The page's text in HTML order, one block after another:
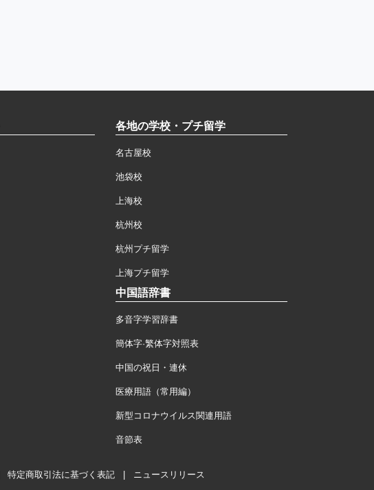
各地の学校・プチ留学
名古屋校
池袋校
上海校
杭州校
杭州プチ留学
上海プチ留学
中国語辞書
多音字学習辞書
簡体字·繁体字対照表
中国の祝日・連休
医療用語（常用編）
新型コロナウイルス関連用語
音節表
特定商取引法に基づく表記 ニュースリリース